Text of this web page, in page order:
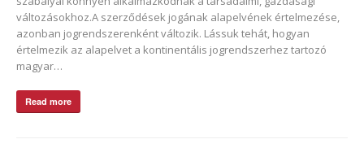
változásokhoz.A szerződések jogának alapelvének értelmezése,
azonban jogrendszerenként változik. Lássuk tehát, hogyan
értelmezik az alapelvet a kontinentális jogrendszerhez tartozó
magyar…
Read more